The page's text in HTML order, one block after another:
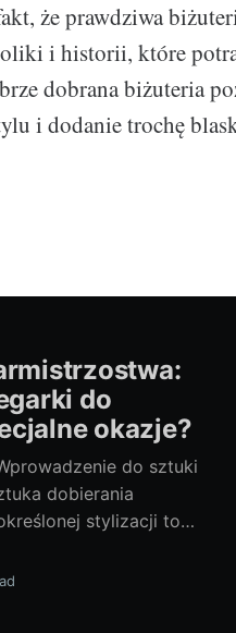
że prawdziwa
i historii, które
dobrana biżuteria
i dodanie trochę
do
okazje?
do sztuki
dobierania
stylizacji to
Często
dodatek, jest tak